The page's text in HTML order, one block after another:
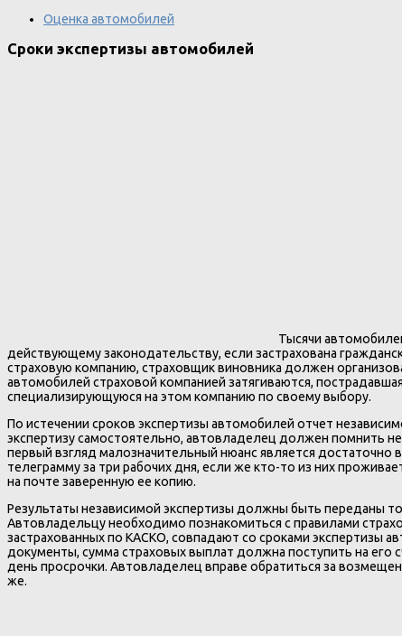
Оценка автомобилей
Сроки экспертизы автомобилей
Тысячи
действующему законодательству, если застрахована
страховую компанию, страховщик виновника должен
автомобилей страховой компанией затягиваются,
специализирующуюся на этом компанию по своему выбору.
По истечении сроков экспертизы автомобилей отчет
экспертизу самостоятельно, автовладелец должен помнить
первый взгляд малозначительный нюанс является достаточно
телеграмму за три рабочих дня, если же кто-то из них
на почте заверенную ее копию.
Результаты независимой экспертизы должны быть переданы
Автовладельцу необходимо познакомиться с правилами
застрахованных по КАСКО, совпадают со сроками экспертизы
документы, сумма страховых выплат должна поступить на его
день просрочки. Автовладелец вправе обратиться за
же.